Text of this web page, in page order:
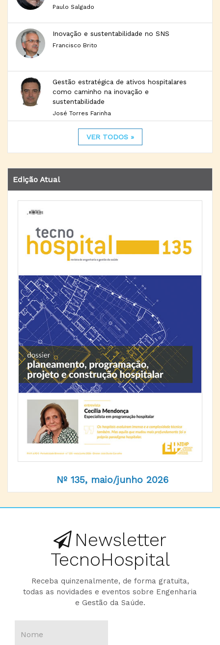
Paulo Salgado
Inovação e sustentabilidade no SNS
Francisco Brito
Gestão estratégica de ativos hospitalares
como caminho na inovação e
sustentabilidade
José Torres Farinha
VER TODOS »
Edição Atual
Nº 135, maio/junho 2026
Newsletter
TecnoHospital
Receba quinzenalmente, de forma gratuita,
todas as novidades e eventos sobre Engenharia
e Gestão da Saúde.